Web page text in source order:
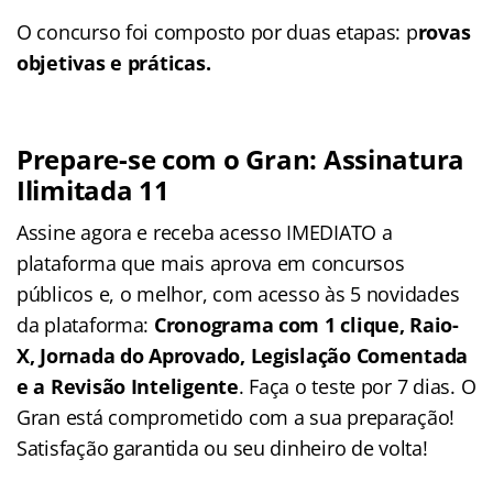
O concurso foi composto por duas etapas: provas
objetivas e práticas.
Prepare-se com o Gran: Assinatura
Ilimitada 11
Assine agora e receba acesso IMEDIATO a
plataforma que mais aprova em concursos
públicos e, o melhor, com acesso às 5 novidades
da plataforma: Cronograma com 1 clique, Raio-
X, Jornada do Aprovado, Legislação Comentada
e a Revisão Inteligente. Faça o teste por 7 dias. O
Gran está comprometido com a sua preparação!
Satisfação garantida ou seu dinheiro de volta!